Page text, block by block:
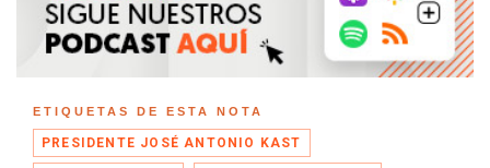
ETIQUETAS DE ESTA NOTA
PRESIDENTE JOSÉ ANTONIO KAST